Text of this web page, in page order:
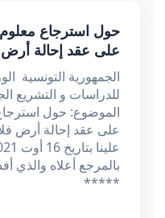
حول استرجاع
على عقد إحالة أرض
الجمهورية التونسية
للدراسات و التشريع
الموضوع: حول
على عقد إحالة أرض
بالمرجع أعلاه
*****